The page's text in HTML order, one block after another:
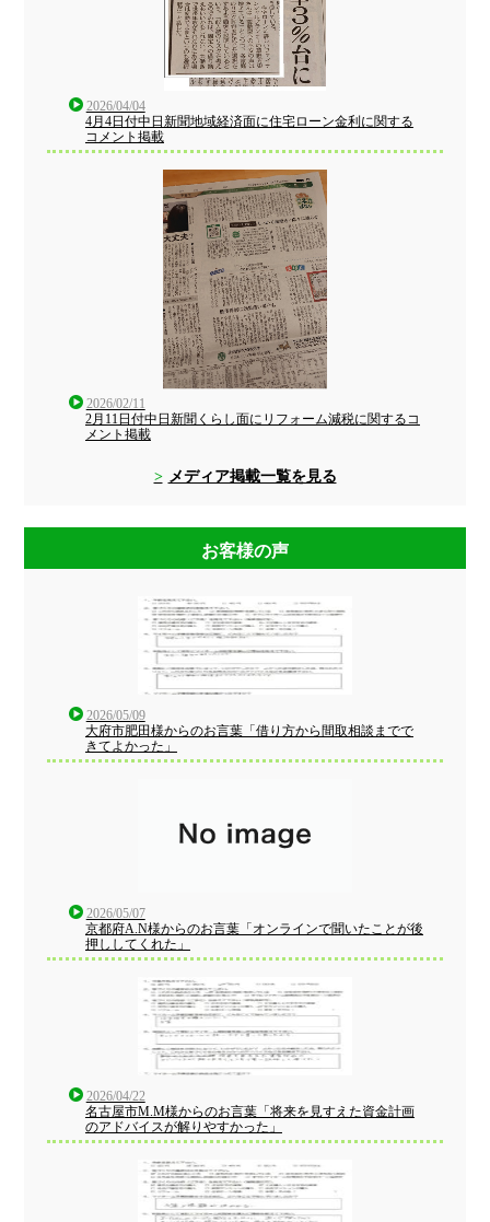
2026/04/04
4月4日付中日新聞地域経済面に住宅ローン金利に関する
コメント掲載
2026/02/11
2月11日付中日新聞くらし面にリフォーム減税に関するコ
メント掲載
メディア掲載一覧を見る
お客様の声
2026/05/09
大府市肥田様からのお言葉「借り方から間取相談までで
きてよかった」
2026/05/07
京都府A.N様からのお言葉「オンラインで聞いたことが後
押ししてくれた」
2026/04/22
名古屋市M.M様からのお言葉「将来を見すえた資金計画
のアドバイスが解りやすかった」